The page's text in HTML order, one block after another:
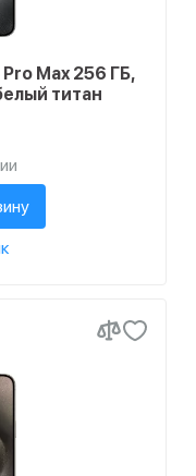
Max 256 ГБ,
титан